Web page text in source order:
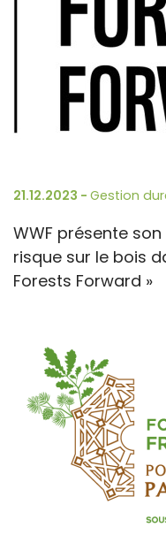
21.12.2023 - Gestion
WWF présente
risque sur le bois
Forests Forward »